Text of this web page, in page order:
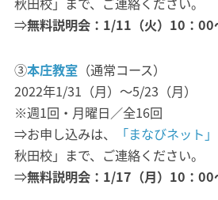
⇒無料説明会：1/11（火）10：
③本庄教室（通常コース）
2022年1/31（月）～5/23（月）
※週1回・月曜日／全16回
⇒お申し込みは、
「まなびネット」
秋田校」まで、ご連絡ください。
⇒無料説明会：1/17（月）10：